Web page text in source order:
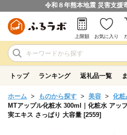
令和８年熊本地震 災害支援
上限額 お気に入り
トップ ランキング 返礼品一覧
ホーム ものから探す 美容
化粧
MTアップル化粧水 300ml｜化粧水 アッ
実エキス さっぱり 大容量 [2559]